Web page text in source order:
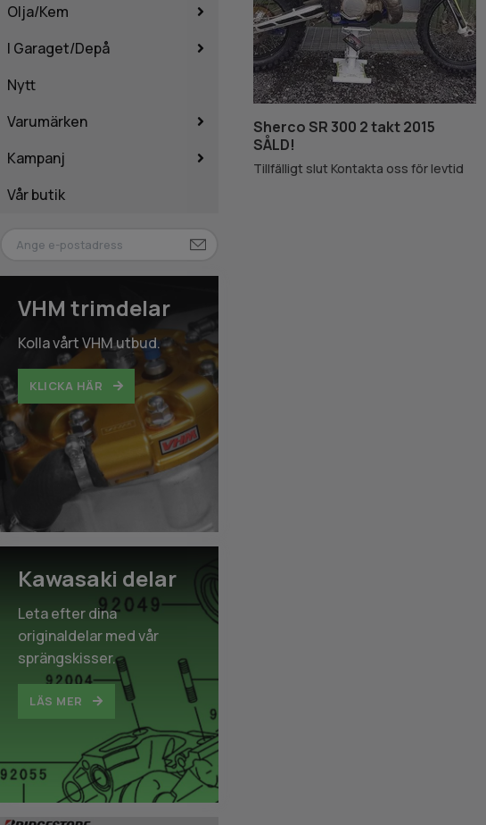
Olja/Kem
I Garaget/Depå
Nytt
Varumärken
Kampanj
Vår butik
VHM trimdelar
Kolla vårt VHM utbud.
KLICKA HÄR
Kawasaki delar
Leta efter dina
originaldelar med vår
sprängskisser.
LÄS MER
Sherco SR 300 2 takt 2015
SÅLD!
Tillfälligt slut Kontakta oss för levtid